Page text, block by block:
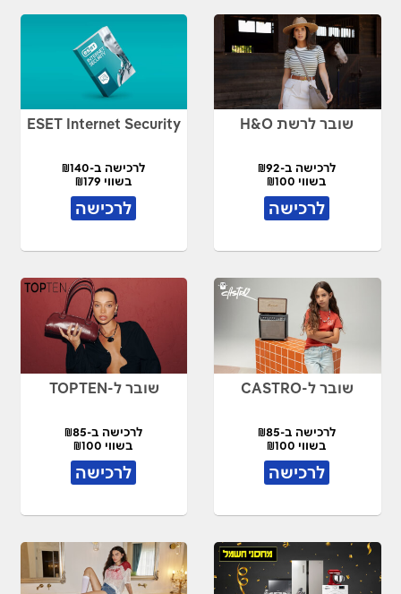
שובר לרשת H&O
לרכישה ב-₪92
בשווי ₪100
לרכישה
ESET Internet Security
לרכישה ב-₪140
בשווי ₪179
לרכישה
שובר ל-CASTRO
לרכישה ב-₪85
בשווי ₪100
לרכישה
שובר ל-TOPTEN
לרכישה ב-₪85
בשווי ₪100
לרכישה